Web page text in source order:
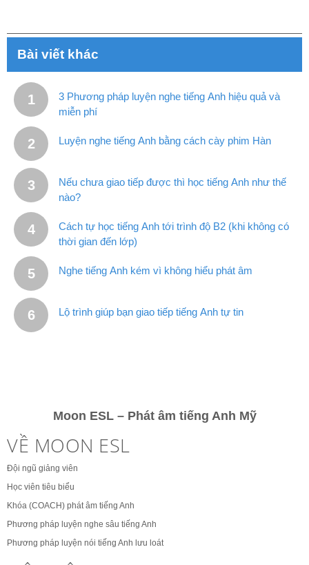
Bài viết khác
3 Phương pháp luyện nghe tiếng Anh hiệu quả và
miễn phí
Luyện nghe tiếng Anh bằng cách cày phim Hàn
Nếu chưa giao tiếp được thì học tiếng Anh như thế
nào?
Cách tự học tiếng Anh tới trình độ B2 (khi không có
thời gian đến lớp)
Nghe tiếng Anh kém vì không hiểu phát âm
Lộ trình giúp bạn giao tiếp tiếng Anh tự tin
Moon ESL – Phát âm tiếng Anh Mỹ
VỀ MOON ESL
Đội ngũ giảng viên
Học viên tiêu biểu
Khóa (COACH) phát âm tiếng Anh
Phương pháp luyện nghe sâu tiếng Anh
Phương pháp luyện nói tiếng Anh lưu loát